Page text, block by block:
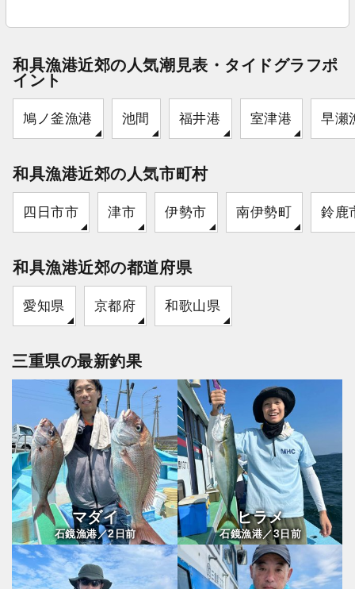
和具漁港近郊の人気潮見表・タイドグラフポ
イント
鳩ノ釜漁港 池間 福井港 室津港 早瀬
和具漁港近郊の人気市町村
四日市市 津市 伊勢市 南伊勢町 鈴鹿
和具漁港近郊の都道府県
愛知県 京都府 和歌山県
三重県の最新釣果
マダイ
石鏡漁港／2日前
ヒラメ
石鏡漁港／3日前